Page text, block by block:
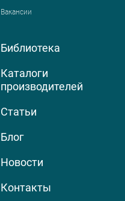
Вакансии
Библиотека
Каталоги
производителей
Статьи
Блог
Новости
Контакты